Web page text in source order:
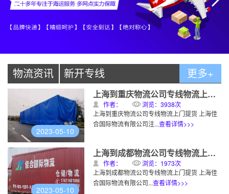
评价晒单 上海到温州物流公司 物流专线 2020-12-22
实时订单 上海到成都物流专线 专线物流 2020-12-22
实时订单 上海到广州物流专线 2020-12-22
实时订单 上海到深圳物流专线 专线物流 2020-12-22
实时订单 上海到合肥物流专线 专线物流 2020-12-22
实时订单 上海到苏州物流专线
评价晒单 上海到天津物流公司 物流专线 2020-12-22
评价晒单 上海到长沙物流公司 物流专线 2020-12-22
物流资讯 新开专线 更多+
2023-05-10
上海到重庆物流公司专线物流上门提货
作者：
浏览：3938次
上海到重庆物流公司专线物流上门提货 上海佳
合国际物流有限公司注...查看详情>>>
2023-05-10
上海到成都物流公司专线物流上门提货
作者：
浏览：1973次
上海到成都物流公司专线物流上门提货 上海佳
合国际物流有限公司...查看详情>>>